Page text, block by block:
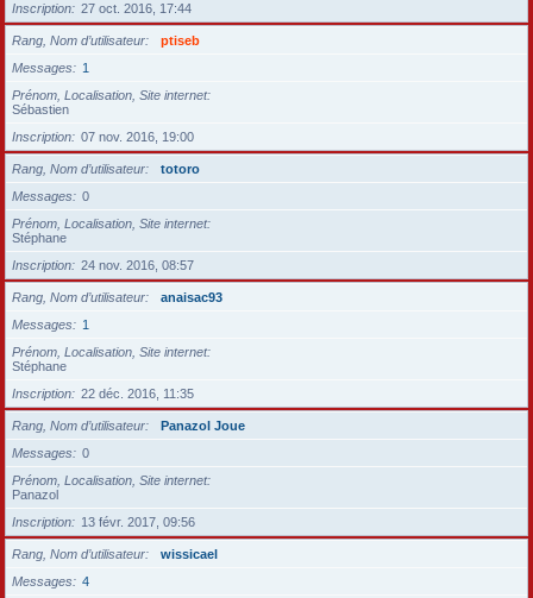
Inscription
27 oct. 2016, 17:44
Rang, Nom d’utilisateur
ptiseb
Messages
1
Prénom, Localisation, Site internet
Sébastien
Inscription
07 nov. 2016, 19:00
Rang, Nom d’utilisateur
totoro
Messages
0
Prénom, Localisation, Site internet
Stéphane
Inscription
24 nov. 2016, 08:57
Rang, Nom d’utilisateur
anaisac93
Messages
1
Prénom, Localisation, Site internet
Stéphane
Inscription
22 déc. 2016, 11:35
Rang, Nom d’utilisateur
Panazol Joue
Messages
0
Prénom, Localisation, Site internet
Panazol
Inscription
13 févr. 2017, 09:56
Rang, Nom d’utilisateur
wissicael
Messages
4